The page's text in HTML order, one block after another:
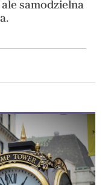
samodzielna